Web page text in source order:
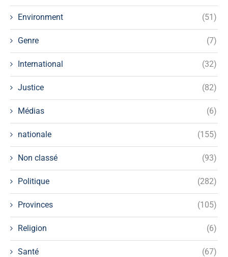
Environment (51)
Genre (7)
International (32)
Justice (82)
Médias (6)
nationale (155)
Non classé (93)
Politique (282)
Provinces (105)
Religion (6)
Santé (67)